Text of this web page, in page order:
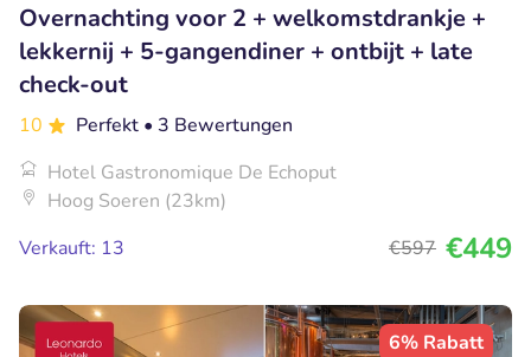
Overnachting voor 2 + welkomstdrankje +
lekkernij + 5-gangendiner + ontbijt + late
check-out
10 Perfekt • 3 Bewertungen
Hotel Gastronomique De Echoput
Hoog Soeren (23km)
Verkauft: 13
€597 €449
6% Rabatt